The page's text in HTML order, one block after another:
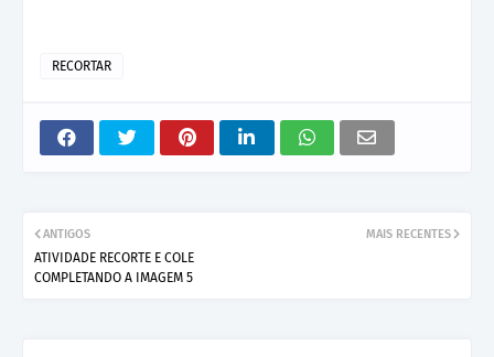
RECORTAR
MAIS RECENTES
ANTIGOS
ATIVIDADE RECORTE E COLE
COMPLETANDO A IMAGEM 5